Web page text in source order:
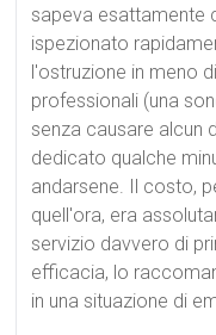
sapeva esattamente
ispezionato
l'ostruzione in meno
professionali (una
senza causare alcun
dedicato qualche
andarsene. Il costo,
quell'ora, era
servizio davvero di
efficacia, lo
in una situazione di